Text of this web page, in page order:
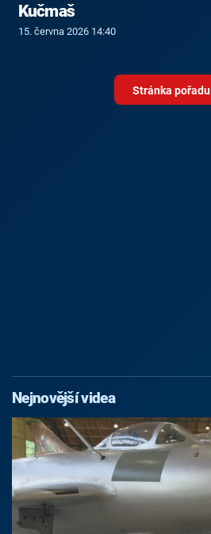
Kučmaš
15. června 2026 14:40
Stránka pořadu
Nejnovější videa